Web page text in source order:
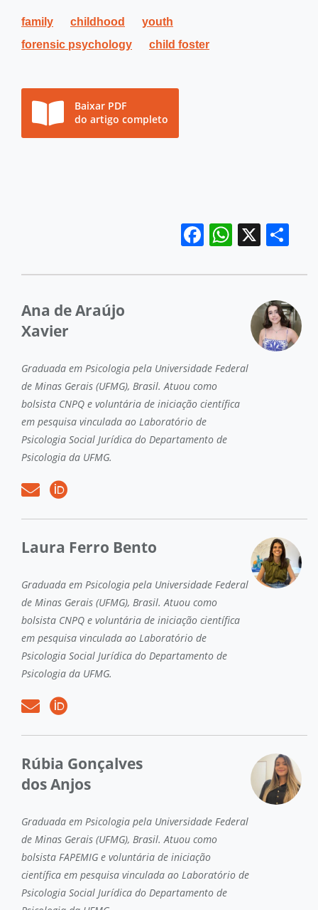
family childhood
youth
forensic psychology
child foster
Baixar PDF
do artigo completo
Facebook
X
Ana de Araújo
Xavier
Graduada em Psicologia pela Universidade Federal
de Minas Gerais (UFMG), Brasil. Atuou como
bolsista CNPQ e voluntária de iniciação científica
em pesquisa vinculada ao Laboratório de
Psicologia Social Jurídica do Departamento de
Psicologia da UFMG.
Laura Ferro Bento
Graduada em Psicologia pela Universidade Federal
de Minas Gerais (UFMG), Brasil. Atuou como
bolsista CNPQ e voluntária de iniciação científica
em pesquisa vinculada ao Laboratório de
Psicologia Social Jurídica do Departamento de
Psicologia da UFMG.
Rúbia Gonçalves
dos Anjos
Graduada em Psicologia pela Universidade Federal
de Minas Gerais (UFMG), Brasil. Atuou como
bolsista FAPEMIG e voluntária de iniciação
científica em pesquisa vinculada ao Laboratório de
Psicologia Social Jurídica do Departamento de